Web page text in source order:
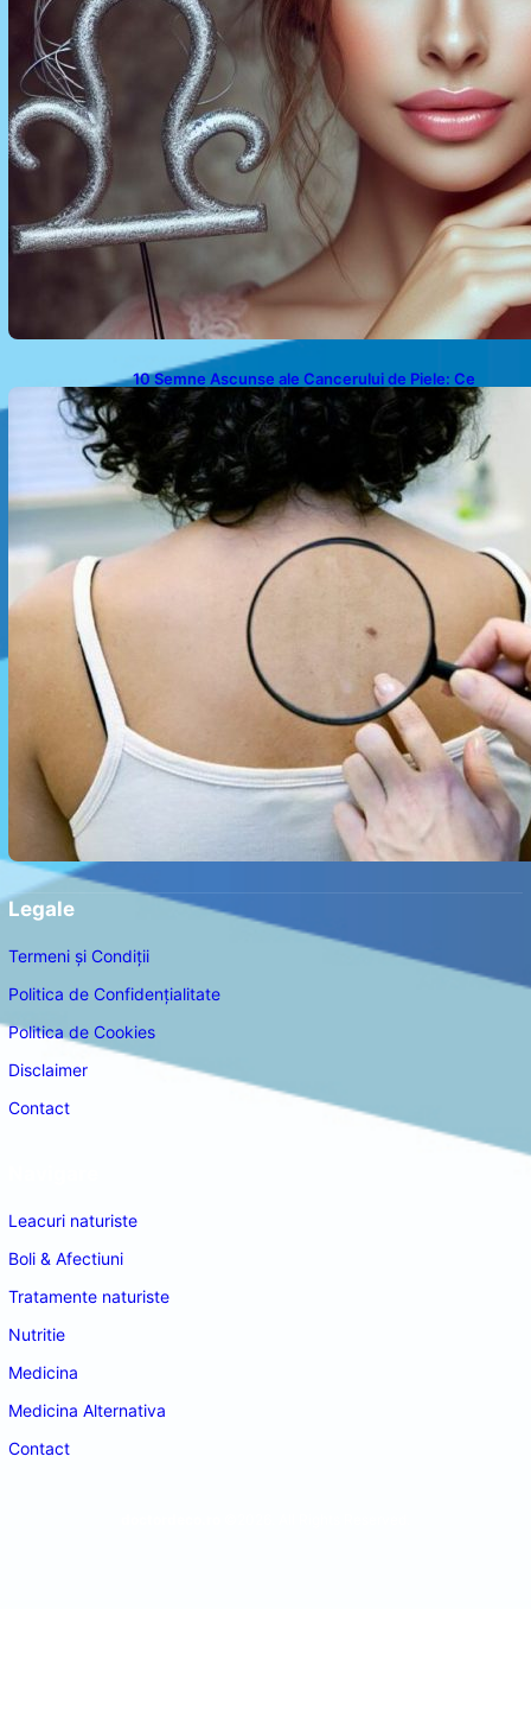
10 Semne Ascunse ale Cancerului de Piele: Ce
Trebuie să Știm pentru a Ne Proteja
Legale
Termeni și Condiții
Politica de Confidențialitate
Politica de Cookies
Disclaimer
Contact
Leacuri naturiste
Boli & Afectiuni
Tratamente naturiste
Nutritie
Medicina
Medicina Alternativa
Contact